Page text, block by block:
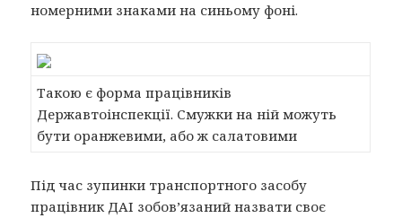
номерними знаками на синьому фоні.
Такою є форма працівників
Державтоінспекції. Смужки на ній можуть
бути оранжевими, або ж салатовими
Під час зупинки транспортного засобу
працівник ДАІ зобов’язаний назвати своє